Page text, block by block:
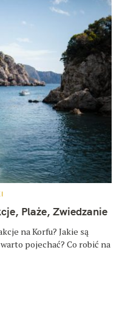
Plaże, Zwiedzanie
na Korfu? Jakie są
pojechać? Co robić na